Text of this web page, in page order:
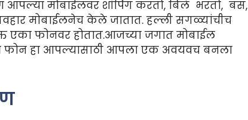
मोबाईलवर शॉपिंग करतो, बिलं भरतो, बस,
मोबाईलनेच केले जातात. हल्ली सगळ्यांचीच
फोनवर होतात.आजच्या जगात मोबाईल
फोन हा आपल्यासाठी आपला एक अवयवच बनला